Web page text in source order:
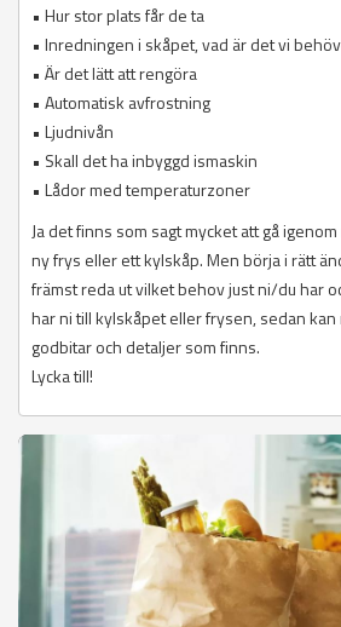
• Hur stor plats får de ta
• Inredningen i skåpet, vad är det vi
• Är det lätt att rengöra
• Automatisk avfrostning
• Ljudnivån
• Skall det ha inbyggd ismaskin
• Lådor med temperaturzoner
Ja det finns som sagt mycket att gå
ny frys eller ett kylskåp. Men börja i rätt
främst reda ut vilket behov just ni/du har
har ni till kylskåpet eller frysen, sedan
godbitar och detaljer som finns.
Lycka till!